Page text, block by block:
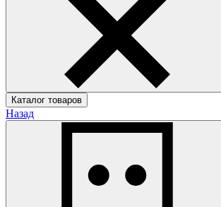
Каталог товаров
Назад